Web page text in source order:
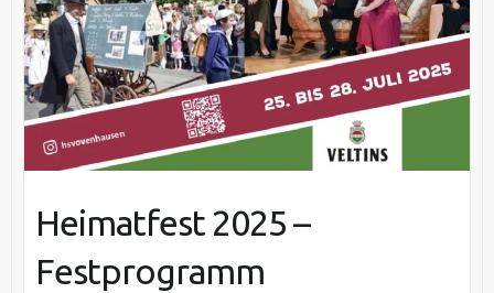
Heimatfest 2025 –
Festprogramm